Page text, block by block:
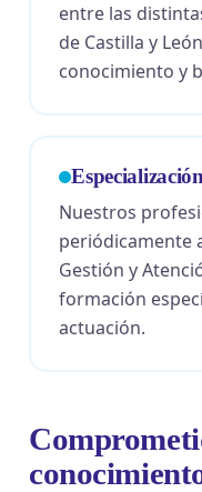
entre las
de Castilla y
conocimiento y
Nuestros
periódicamente
Gestión y
formación
actuación.